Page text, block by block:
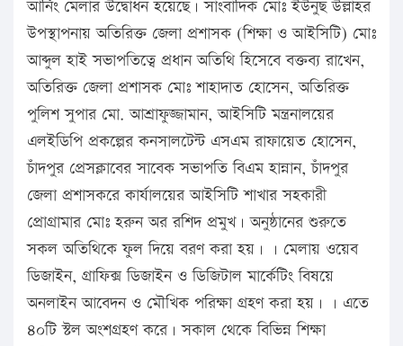
আর্নিং মেলার উদ্বোধন হয়েছে। সাংবাদিক মোঃ ইউনুছ উল্লাহর
উপস্থাপনায় অতিরিক্ত জেলা প্রশাসক (শিক্ষা ও আইসিটি) মোঃ
আব্দুল হাই সভাপতিত্বে প্রধান অতিথি হিসেবে বক্তব্য রাখেন,
অতিরিক্ত জেলা প্রশাসক মোঃ শাহাদাত হোসেন, অতিরিক্ত
পুলিশ সুপার মো. আশ্রাফুজ্জামান, আইসিটি মন্ত্রনালয়ের
এলইডিপি প্রকল্পের কনসালটেন্ট এসএম রাফায়েত হোসেন,
চাঁদপুর প্রেসক্লাবের সাবেক সভাপতি বিএম হান্নান, চাঁদপুর
জেলা প্রশাসকরে কার্যালয়ের আইসিটি শাখার সহকারী
প্রোগ্রামার মোঃ হরুন অর রশিদ প্রমুখ। অনুষ্ঠানের শুরুতে
সকল অতিথিকে ফুল দিয়ে বরণ করা হয়। । মেলায় ওয়েব
ডিজাইন, গ্রাফিক্স ডিজাইন ও ডিজিটাল মার্কেটিং বিষয়ে
অনলাইন আবেদন ও মৌখিক পরিক্ষা গ্রহণ করা হয়। । এতে
৪০টি স্টল অংশগ্রহণ করে। সকাল থেকে বিভিন্ন শিক্ষা